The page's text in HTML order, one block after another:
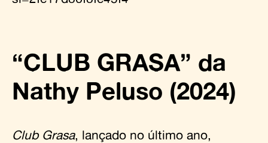
“CLUB GRASA” da
Nathy Peluso (2024)
Club Grasa, lançado no último ano,